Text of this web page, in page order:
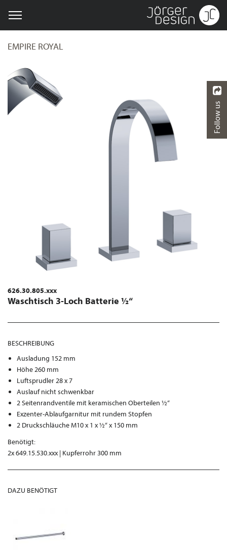
EMPIRE ROYAL
626.30.805.xxx
Waschtisch 3-Loch Batterie ½“
BESCHREIBUNG
Ausladung 152 mm
Höhe 260 mm
Luftsprudler 28 x 7
Auslauf nicht schwenkbar
2 Seitenrandventile mit keramischen Oberteilen ½“
Exzenter-Ablaufgarnitur mit rundem Stopfen
2 Druckschläuche M10 x 1 x ½“ x 150 mm
Benötigt:
2x 649.15.530.xxx | Kupferrohr 300 mm
DAZU BENÖTIGT
Follow us